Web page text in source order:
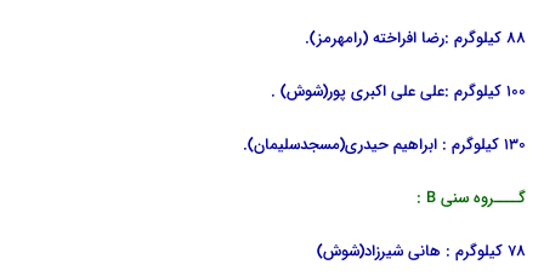
88 کیلوگرم :رضا افراخته (رامهرمز).
100 کیلوگرم :علی علی اکبری پور(شوش) .
130 کیلوگرم : ابراهیم حیدری(مسجدسلیمان).
گــــروه سنی B :
78 کیلوگرم : هانی شیرزاد(شوش)